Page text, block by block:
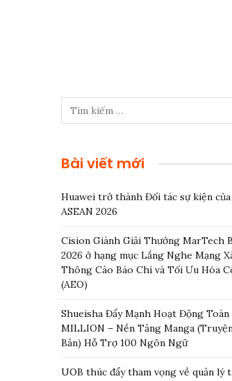
Bài viết mới
Huawei trở thành Đối tác sự kiện của
ASEAN 2026
Cision Giành Giải Thưởng MarTech
2026 ở hạng mục Lắng Nghe Mạng
Thông Cáo Báo Chí và Tối Ưu Hóa
(AEO)
Shueisha Đẩy Mạnh Hoạt Động Toàn
MILLION – Nền Tảng Manga
Bản) Hỗ Trợ 100 Ngôn Ngữ
UOB thúc đẩy tham vọng về quản lý